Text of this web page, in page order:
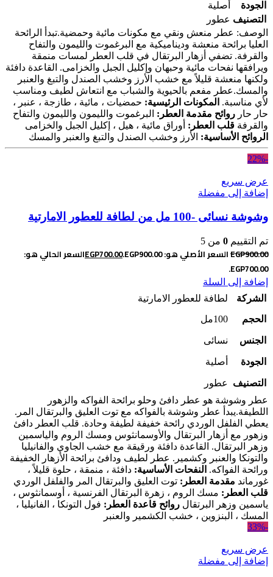
الجودة
أصلية
التصنيف عطور
الوصف: عطر منعش ونقي مع مكونات مائية وحمضية.تبدأ الرائحة
العليا برائحة منعشة وديناميكية مع البرغموت والليمون والتفاح
والقرفة. تضفي أزهار البرتقال في قلب العطر لمسات منمقة
ويرافقها نفحات مائية وحبهان وإكليل الجبل والخزامى. القاعدة دافئة
ولكنها منعشة قليلاً مع خشب الأرز وخشب الصندل والتبغ والعنبر
والمسك.عطر مفعم بالحيوية والشباب مع انتعاش لطيف ومناسب
لأي مناسبة. المكونات الرئيسية: حمضيات ، مائية ، طازجة ، عنبر ،
حار حار روائح مقدمة العطر: البرغموت والليمون والليمون والتفاح
والقرفة قلب العطر: أوراق مائية ، هيل ، إكليل الجبل والخزامى
الروائح الأساسية: الأرز وخشب الصندل والتبغ والعنبر والمسك
-22%
عرض سريع
إضافة إلى مفضلة
وشوشة نسائى -100 مل من لطافة للعطور الامارتية
تم التقييم 0 من 5
EGP900.00 السعر الأصلي هو: EGP900.00. EGP700.00
السعر الحالي هو:
EGP700.00.
إضافة إلى السلة
الشركة
لطافة للعطور الامارتية
الحجم
100مل
الجنس نسائى
الجودة أصلية
التصنيف
عطور
عطر وشوشة هو عطر دافئ وحلو برائحة الفواكه والزهور
اللطيفة.يبدأ عطر وشوشة بالفواكه مع توت العليق والبرتقال المر.
يعطي الفلفل الوردي رائحة خفيفة لطيفة وحادة. قلب العطر دافئ
وزهور مع أزهار البرتقال والأوسمانثوس ومسك الروم والياسمين
وزهر البرتقال. القاعدة دافئة ورقيقة مع خشب الجاوي والفانيليا
والتونكا والعنبر وكشمير. عطر لطيف ودافئ برائحة الأزهار الخفيفة
ورائحة الفواكه. النفحات الأساسية: دافئة ، منمقة ، حلوة قليلاً ،
غورماند مقدمة العطر: توت العليق والبرتقال المر والفلفل الوردي
قلب العطر: مسك الروم ، زهرة البرتقال الفرنسية ، أوسمانثوس ،
ياسمين وزهر البرتقال روائح قاعدة العطر: فول التونكا ، الفانيليا ،
المسك ، البنزوين ، خشب الكشمير والعنبر
-33%
عرض سريع
إضافة إلى مفضلة